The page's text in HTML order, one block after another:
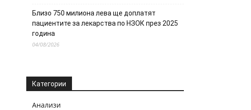
Близо 750 милиона лева ще доплатят
пациентите за лекарства по НЗОК през 2025
година
04/08/2026
Категории
Анализи